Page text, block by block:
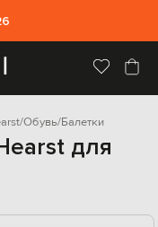
Обувь Балетки
для